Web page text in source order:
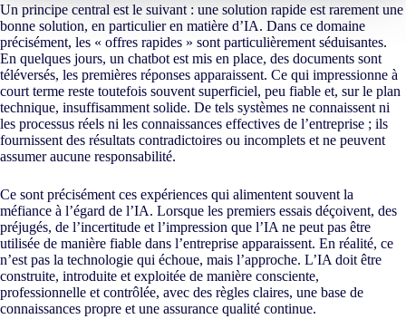
Un principe central est le suivant : une solution rapide est rarement une
bonne solution, en particulier en matière d’IA. Dans ce domaine
précisément, les « offres rapides » sont particulièrement séduisantes.
En quelques jours, un chatbot est mis en place, des documents sont
téléversés, les premières réponses apparaissent. Ce qui impressionne à
court terme reste toutefois souvent superficiel, peu fiable et, sur le plan
technique, insuffisamment solide. De tels systèmes ne connaissent ni
les processus réels ni les connaissances effectives de l’entreprise ; ils
fournissent des résultats contradictoires ou incomplets et ne peuvent
assumer aucune responsabilité.
Ce sont précisément ces expériences qui alimentent souvent la
méfiance à l’égard de l’IA. Lorsque les premiers essais déçoivent, des
préjugés, de l’incertitude et l’impression que l’IA ne peut pas être
utilisée de manière fiable dans l’entreprise apparaissent. En réalité, ce
n’est pas la technologie qui échoue, mais l’approche. L’IA doit être
construite, introduite et exploitée de manière consciente,
professionnelle et contrôlée, avec des règles claires, une base de
connaissances propre et une assurance qualité continue.